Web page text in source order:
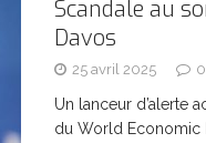
ARTICLES RÉÇENTS
Et si le temps n’existait
Scandale au
Davos
25 avril 2025 0
Un lanceur d’alerte
du World Economic